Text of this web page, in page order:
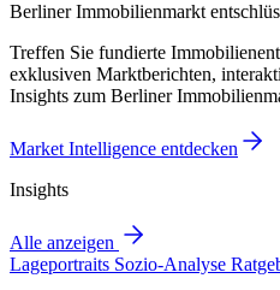
Berliner Immobilienmarkt
Treffen Sie fundierte
exklusiven Marktberichten,
Insights zum Berliner
Market Intelligence entdecken
Insights
Alle anzeigen
Lageportraits Sozio-Analyse